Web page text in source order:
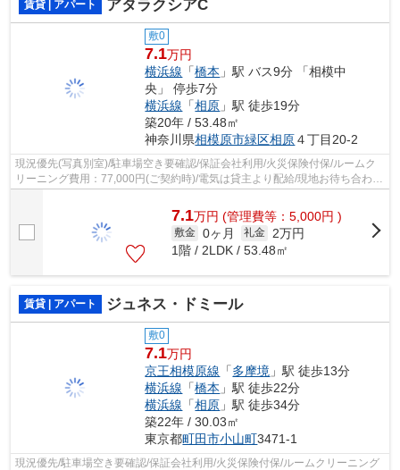
賃貸 | アパート アタラクシアC
敷0
7.1万円
横浜線 「橋本 」駅 バス9分 「相模中
央」 停歩7分
横浜線 「相原 」駅 徒歩19分
築20年 / 53.48㎡
神奈川県相模原市緑区相原４丁目20-2
現況優先(写真別室)/駐車場空き要確認/保証会社利用/火災保険付保/ルームク
リーニング費用：77,000円(ご契約時)/電気は貸主より配給/現地お待ち合わせ
7.1万円 (管理費等：5,000円 )
敷金 0ヶ月 礼金
2万円
1階 / 2LDK / 53.48㎡
賃貸 | アパート ジュネス・ドミール
敷0
7.1万円
京王相模原線 「多摩境 」駅 徒歩13分
横浜線 「橋本 」駅 徒歩22分
横浜線 「相原 」駅 徒歩34分
築22年 / 30.03㎡
東京都町田市小山町3471-1
現況優先/駐車場空き要確認/保証会社利用/火災保険付保/ルームクリーニング